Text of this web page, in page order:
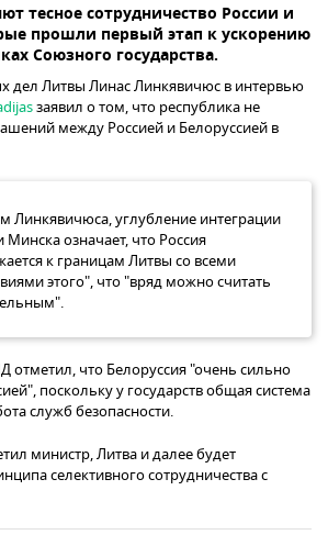
тесное сотрудничество России и
прошли первый этап к ускорению
Союзного государства.
дел Литвы Линас Линкявичюс в интервью
заявил о том, что республика не
между Россией и Белоруссией в
Линкявичюса, углубление интеграции
означает, что Россия
к границам Литвы со всеми
этого", что "вряд можно считать
отметил, что Белоруссия "очень сильно
поскольку у государств общая система
служб безопасности.
министр, Литва и далее будет
селективного сотрудничества с